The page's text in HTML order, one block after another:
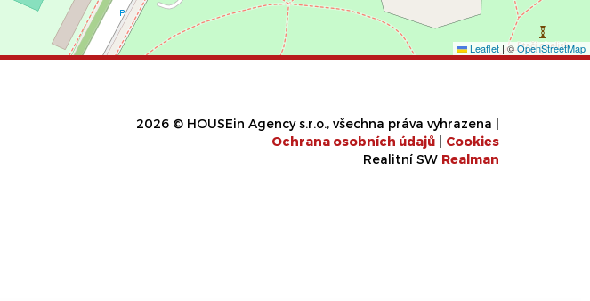
Leaflet |©OpenStreetMap
2026 © HOUSEin Agency s.r.o., všechna práva vyhrazena |
Ochrana osobních údajů
Cookies
Realitní SW Realman